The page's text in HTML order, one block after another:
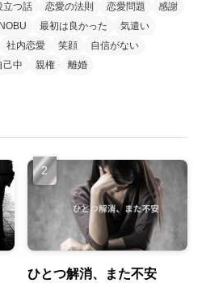
立つ話 恋愛の法則 恋愛問題
感謝
最初は良かった
気遣い
社内恋愛 笑顔
自信がない
己中 親権 離婚
ひとつ解消、また不安